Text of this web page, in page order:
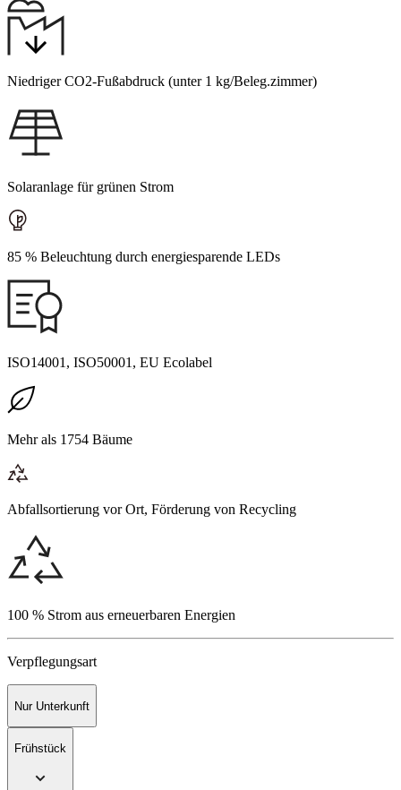
Niedriger CO2-Fußabdruck (unter 1 kg/Beleg.zimmer)
Solaranlage für grünen Strom
85 % Beleuchtung durch energiesparende LEDs
ISO14001, ISO50001, EU Ecolabel
Mehr als 1754 Bäume
Abfallsortierung vor Ort, Förderung von Recycling
100 % Strom aus erneuerbaren Energien
Verpflegungsart
Nur Unterkunft
Frühstück